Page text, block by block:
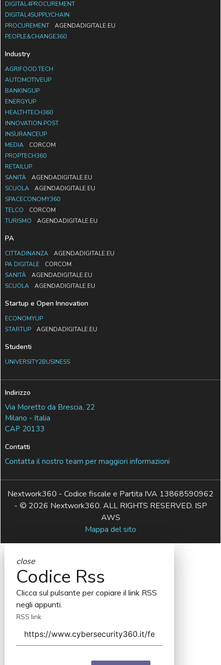
DIGITAL4PROCUREMENT
DIGITAL4SUPPLYCHAIN
PROCUREMENT
AGENDADIGITALE.EU
PEOPLE&CHANGE360
Industry
AGRIFOOD.TECH
AUTOMOTIVEUP
BANKINGUP
ENERGYUP
HEALTHTECH360
INNOVATION POST
INSURANCEUP
MEDIA
CORCOM
PROPTECH360
RETAILUP
SANITÀ
AGENDADIGITALE.EU
SCUOLA
AGENDADIGITALE.EU
SPACECONOMY360
TELCO
CORCOM
TURISMO
AGENDADIGITALE.EU
PA
CITTADINANZA
AGENDADIGITALE.EU
PA DIGITALE
CORCOM
SANITÀ
AGENDADIGITALE.EU
SCUOLA
AGENDADIGITALE.EU
Startup e Open Innovation
ECONOMYUP
STARTUP
AGENDADIGITALE.EU
Studenti
UNIVERSITY2BUSINESS
Indirizzo
Via Moretto da Brescia, 22
Milano - Italia
CAP 20133
Contatti
Contatta il nostro team per maggiori informazioni
Nextwork360 - Codice fiscale e Partita IVA 13868590962
- © 2026 Nextwork360. ALL RIGHTS RESERVED. ISP
AWS
Mappa del sito
close
Codice Rss
Clicca sul pulsante per copiare il link RSS
negli appunti.
RSS link